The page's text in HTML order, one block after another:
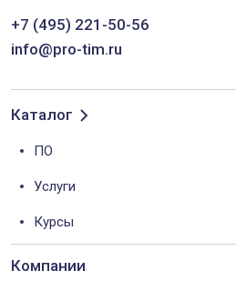
+7 (495) 221-50-56
info@pro-tim.ru
Каталог
ПО
Услуги
Курсы
Компании